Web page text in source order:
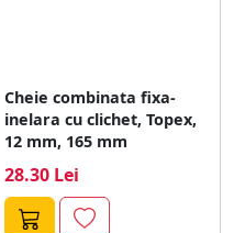
Cheie combinata fixa-
inelara cu clichet, Topex,
12 mm, 165 mm
28.30 Lei